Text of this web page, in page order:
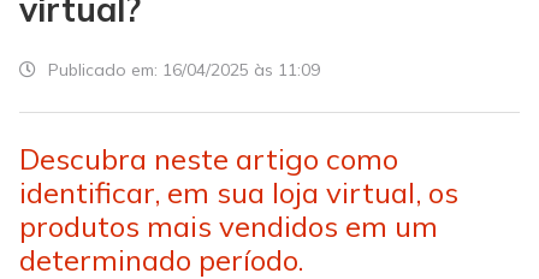
virtual?
Publicado em: 16/04/2025 às 11:09
Descubra neste artigo como
identificar, em sua loja virtual, os
produtos mais vendidos em um
determinado período.